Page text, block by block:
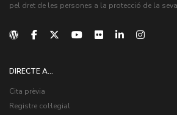
pel dret de les persones a la protecció de la
DIRECTE A...
Cita prèvia
Registre col·legial